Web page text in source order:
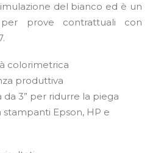
del bianco ed è un
prove contrattuali con
colorimetrica
produttiva
da 3” per ridurre la piega
Epson, HP e